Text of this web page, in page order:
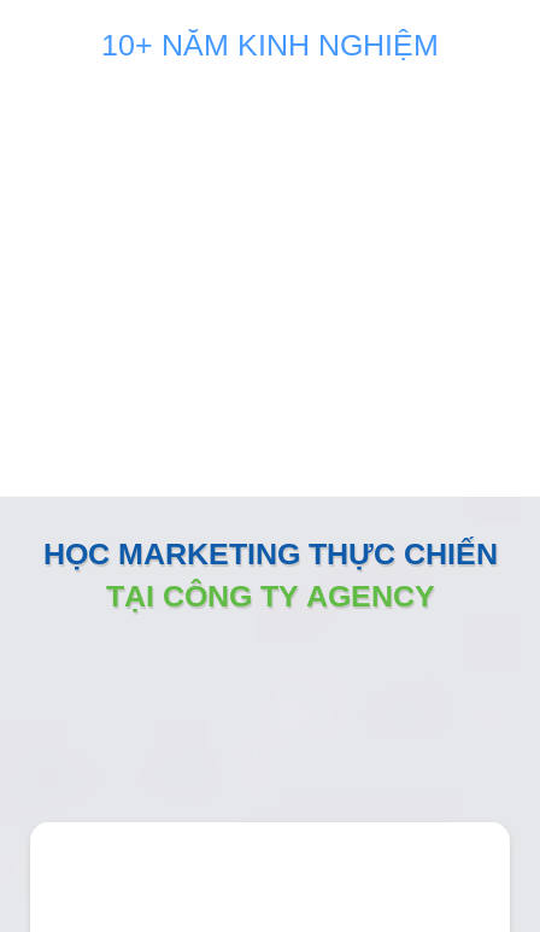
10+ NĂM KINH NGHIỆM
HỌC MARKETING THỰC CHIẾN
TẠI CÔNG TY AGENCY